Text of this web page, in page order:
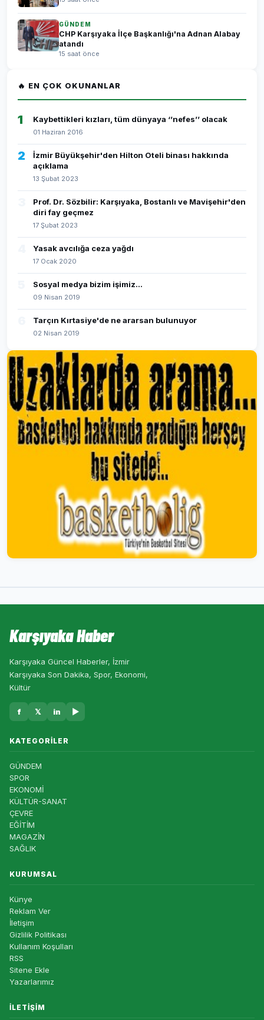
GÜNDEM
CHP Karşıyaka İlçe Başkanlığı'na Adnan Alabay
atandı
15 saat önce
🔥 EN ÇOK OKUNANLAR
1 Kaybettikleri kızları, tüm dünyaya ‘’nefes’’ olacak
01 Haziran 2016
2
İzmir Büyükşehir'den Hilton Oteli binası hakkında
açıklama
13 Şubat 2023
Prof. Dr. Sözbilir: Karşıyaka, Bostanlı ve Mavişehir'den
diri fay geçmez
17 Şubat 2023
Yasak avcılığa ceza yağdı
17 Ocak 2020
Sosyal medya bizim işimiz...
09 Nisan 2019
Tarçın Kırtasiye'de ne ararsan bulunuyor
02 Nisan 2019
Karşıyaka Haber
Karşıyaka Güncel Haberler, İzmir
Karşıyaka Son Dakika, Spor, Ekonomi,
Kültür
f 𝕏 in ▶
KATEGORILER
GÜNDEM
SPOR
EKONOMİ
KÜLTÜR-SANAT
ÇEVRE
EĞİTİM
MAGAZİN
SAĞLIK
KURUMSAL
Künye
Reklam Ver
İletişim
Gizlilik Politikası
Kullanım Koşulları
RSS
Sitene Ekle
Yazarlarımız
İLETIŞIM